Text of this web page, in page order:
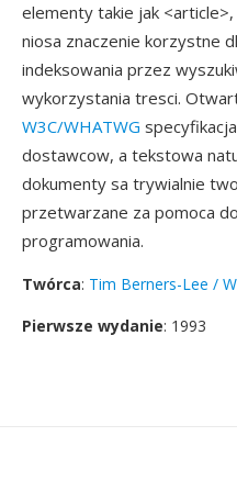
elementy takie jak
niosa znaczenie korzystne
indeksowania przez
wykorzystania tresci.
W3C/WHATWG
dostawcow, a tekstowa
dokumenty sa trywialnie
przetwarzane za pomoca
programowania.
Twórca: Tim Berners-Lee /
Pierwsze wydanie: 1993